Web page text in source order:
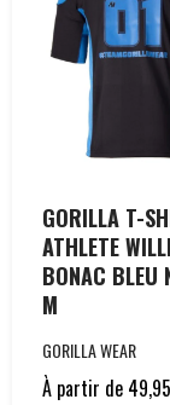
GORILLA T-
ATHLETE
BONAC BLEU
M
GORILLA WEAR
À partir de 49,95